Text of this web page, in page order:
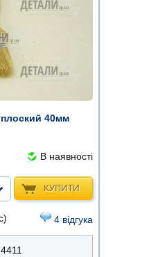
40мм
В наявності
КУПИТИ
4 відгука
4411